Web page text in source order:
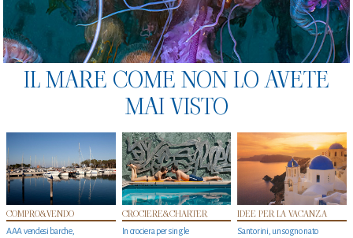
IL MARE COME NON LO AVETE
MAI VISTO
COMPRO&VENDO
AAA vendesi barche,
CROCIERE&CHARTER
In crociera per single
IDEE PER LA VACANZA
Santorini, un sogno nato